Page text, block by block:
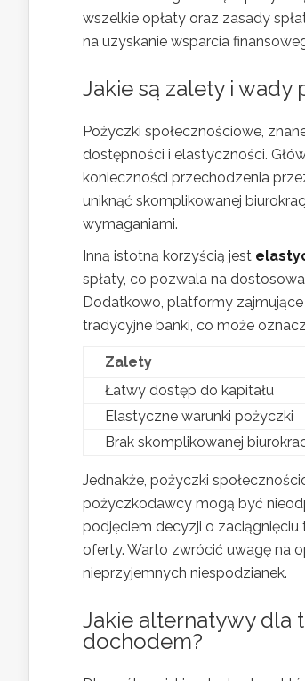
wszelkie opłaty oraz zasady
na uzyskanie wsparcia
Jakie są zalety i wady
Pożyczki społecznościowe,
dostępności i elastyczności.
konieczności przechodzenia
uniknąć skomplikowanej
wymaganiami.
Inną istotną korzyścią jest
spłaty, co pozwala na
Dodatkowo, platformy
tradycyjne banki, co może
Zalety
Łatwy dostęp do kapitału
Elastyczne warunki pożyczki
Brak skomplikowanej
Jednakże, pożyczki
pożyczkodawcy mogą być
podjęciem decyzji o
oferty. Warto zwrócić uwagę na
nieprzyjemnych niespodzianek.
Jakie alternatywy dla
dochodem?